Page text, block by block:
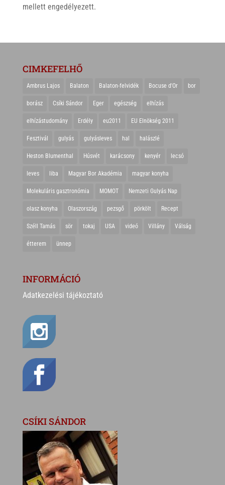
mellett engedélyezett.
CIMKEFELHŐ
Ambrus Lajos Balaton Balaton-felvidék Bocuse d'Or bor
borász Csíki Sándor Eger egészség elhízás
elhízástudomány Erdély eu2011 EU Elnökség 2011
Fesztivál gulyás gulyásleves hal halászlé
Heston Blumenthal Húsvét karácsony kenyér lecsó
leves liba Magyar Bor Akadémia magyar konyha
Molekuláris gasztronómia MOMOT Nemzeti Gulyás Nap
olasz konyha Olaszország pezsgő pörkölt Recept
Széll Tamás sör tokaj USA videó Villány Válság
étterem ünnep
INFORMÁCIÓ
Adatkezelési tájékoztató
CSÍKI SÁNDOR